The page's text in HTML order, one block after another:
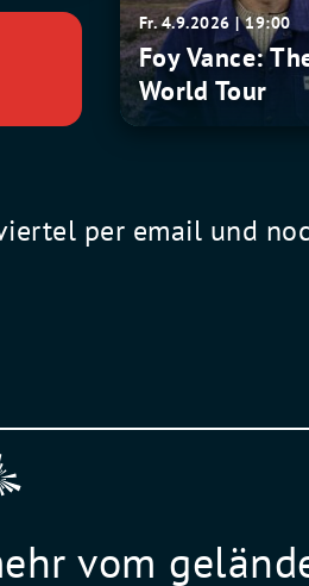
World
Tour
Fr. 4.9.2026 | 19:00
Foy Vance:
World Tour
per email und
vom